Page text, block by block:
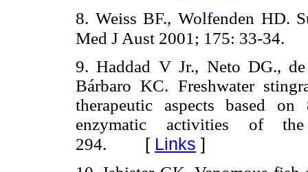
8. Weiss BF., Wolfenden HD.
Med J Aust 2001; 175: 33-34.
9. Haddad V Jr., Neto DG.,
Bárbaro KC. Freshwater
therapeutic aspects based
enzymatic activities of
294. [ Links ]